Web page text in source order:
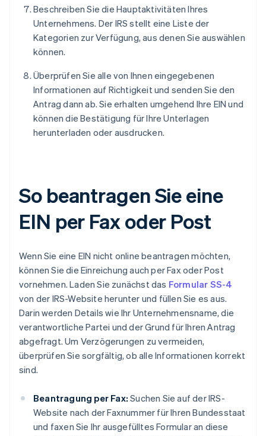
Beschreiben Sie die Hauptaktivitäten Ihres
Unternehmens. Der IRS stellt eine Liste der
Kategorien zur Verfügung, aus denen Sie auswählen
können.
Überprüfen Sie alle von Ihnen eingegebenen
Informationen auf Richtigkeit und senden Sie den
Antrag dann ab. Sie erhalten umgehend Ihre EIN und
können die Bestätigung für Ihre Unterlagen
herunterladen oder ausdrucken.
So beantragen Sie eine
EIN per Fax oder Post
Wenn Sie eine EIN nicht online beantragen möchten,
können Sie die Einreichung auch per Fax oder Post
vornehmen. Laden Sie zunächst das Formular SS-4
von der IRS-Website herunter und füllen Sie es aus.
Darin werden Details wie Ihr Unternehmensname, die
verantwortliche Partei und der Grund für Ihren Antrag
abgefragt. Um Verzögerungen zu vermeiden,
überprüfen Sie sorgfältig, ob alle Informationen korrekt
sind.
Beantragung per Fax: Suchen Sie auf der IRS-
Website nach der Faxnummer für Ihren Bundesstaat
und faxen Sie Ihr ausgefülltes Formular an diese